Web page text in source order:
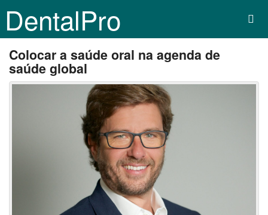
DentalPro
Colocar a saúde oral na agenda de
saúde global